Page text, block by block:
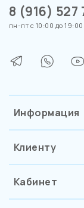
Информация
Клиенту
Кабинет
8 (916) 527
пн-пт с 10:00 до 19:00